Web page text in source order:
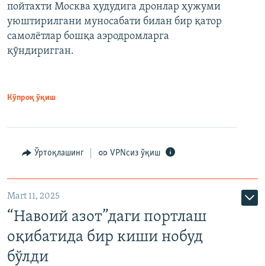
пойтахти Москва ҳудудига дронлар ҳужуми
уюштирилгани муносабати билан бир қатор
самолётлар бошқа аэродромларга
қўндиригган.
Кўпроқ ўқиш
Ўртоқлашинг VPNсиз ўқиш
Mart 11, 2025
“Навоий азот”даги портлаш
оқибатида бир киши нобуд
бўлди